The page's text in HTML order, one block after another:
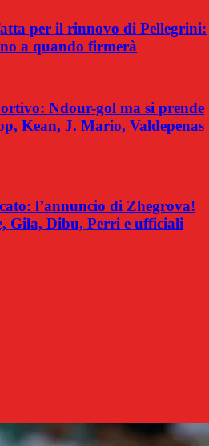
per il rinnovo di Pellegrini:
a quando firmerà
Ndour-gol ma si prende
Kean, J. Mario, Valdepenas
l’annuncio di Zhegrova!
Gila, Dibu, Perri e ufficiali